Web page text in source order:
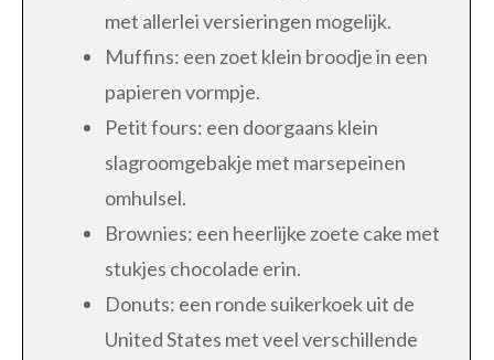
met allerlei versieringen mogelijk.
Muffins: een zoet klein broodje in een
papieren vormpje.
Petit fours: een doorgaans klein
slagroomgebakje met marsepeinen
omhulsel.
Brownies: een heerlijke zoete cake met
stukjes chocolade erin.
Donuts: een ronde suikerkoek uit de
United States met veel verschillende